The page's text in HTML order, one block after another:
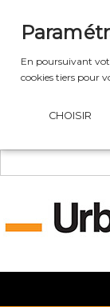
En poursuivant
cookies tiers pour
CHOISIR